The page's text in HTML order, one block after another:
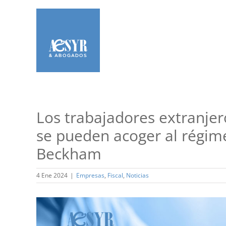
Los trabajadores
se pueden acoger al
Beckham
4 Ene 2024 | Empresas, Fiscal, Noticias
Ver
imagen
más